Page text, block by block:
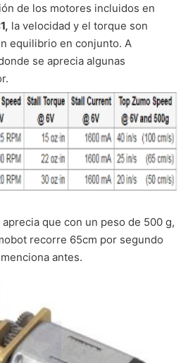
de los motores incluidos en
la velocidad y el torque son
equilibrio en conjunto. A
se aprecia algunas
que con un peso de 500 g,
recorre 65cm por segundo
antes.